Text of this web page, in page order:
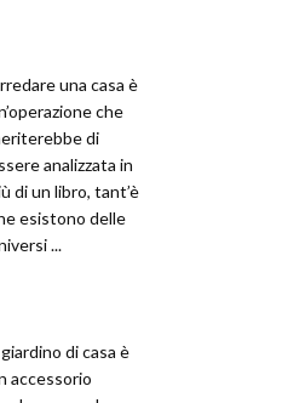
una casa è
che
di
analizzata in
di un libro, tant’è
esistono delle
...
di casa è
accessorio